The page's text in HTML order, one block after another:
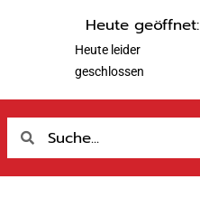
Heute geöffnet:
Heute leider
geschlossen
Suche